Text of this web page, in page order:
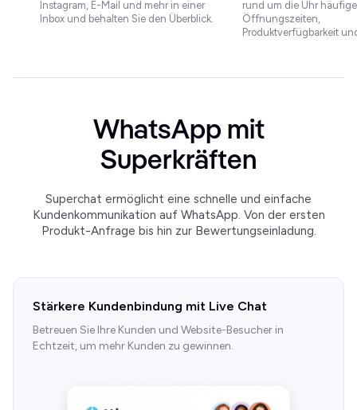
Instagram, E-Mail und mehr in einer
Inbox und behalten Sie den Überblick.
rund um die Uhr
Öffnungszeiten,
Produktverfügbarkeit
WhatsApp mit
Superkräften
Superchat ermöglicht eine schnelle und einfache
Kundenkommunikation auf WhatsApp. Von der ersten
Produkt-Anfrage bis hin zur Bewertungseinladung.
Stärkere Kundenbindung mit Live Chat
Betreuen Sie Ihre Kunden und Website-Besucher in
Echtzeit, um mehr Kunden zu gewinnen.